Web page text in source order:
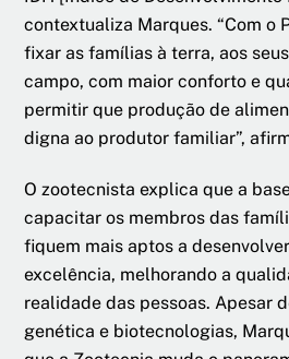
contextualiza Marques. “Com o
fixar as famílias à terra, aos
campo, com maior conforto e
permitir que produção de
digna ao produtor familiar”,
O zootecnista explica que a
capacitar os membros das
fiquem mais aptos a
excelência, melhorando a
realidade das pessoas. Apesar
genética e biotecnologias,